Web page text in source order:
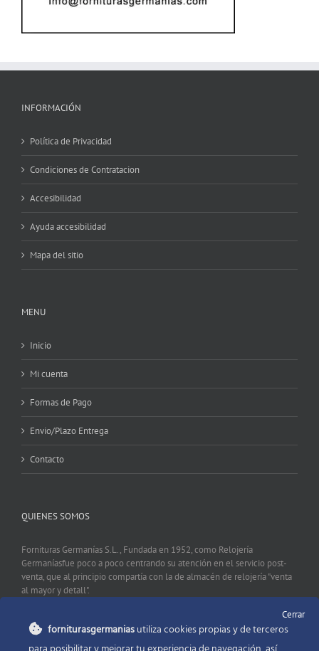
INFORMACIÓN
Política de Privacidad
Condiciones de Contratacion
Accesibilidad
Ayuda accesibilidad
Mapa del sitio
MENU
Inicio
Mi cuenta
Formas de Pago
Envio/Plazo Entrega
Contacto
QUIENES SOMOS
Fornituras Germanías S.L., Fundada en 1952, como Relojería
Germaníasfue poco a poco centrando su atención en el servicio post-
venta, que al principio compartía con la de almacén de relojería "venta
al mayor y detall".
CONTACTO
Cerrar
forniturasgermaniasutiliza cookies propias y de terceros